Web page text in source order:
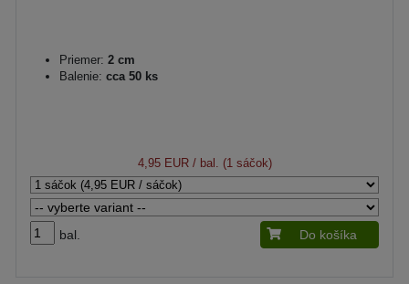
Priemer: 2 cm
Balenie: cca 50 ks
4,95 EUR/ bal. (1 sáčok)
bal. Do košíka